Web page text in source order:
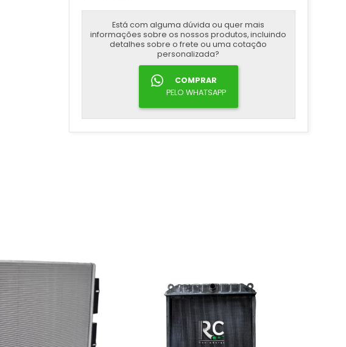
Está com alguma dúvida ou quer mais
informações sobre os nossos produtos, incluindo
detalhes sobre o frete ou uma cotação
personalizada?
COMPRAR
PELO WHATSAPP